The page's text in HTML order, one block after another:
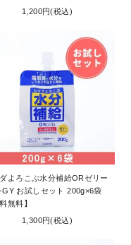
1,200円(税込)
よろこぶ水分補給ORゼリー
GY お試しセット 200g×6袋
無料】
1,300円(税込)